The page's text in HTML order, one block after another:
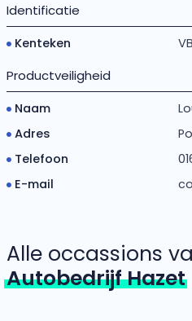
Identificatie
Kenteken
Productveiligheid
Naam
Adres
Telefoon
E-mail
Alle occassions
Autobedrijf Hazet